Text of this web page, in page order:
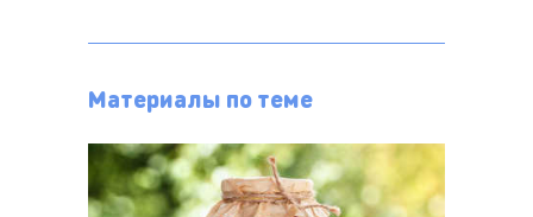
Материалы по теме